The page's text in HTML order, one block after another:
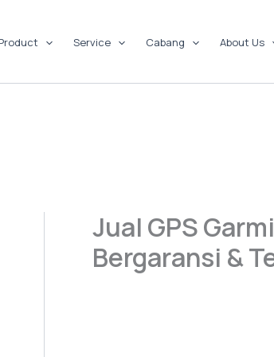
Service Cabang About Us
Jual GPS
Bergaransi &